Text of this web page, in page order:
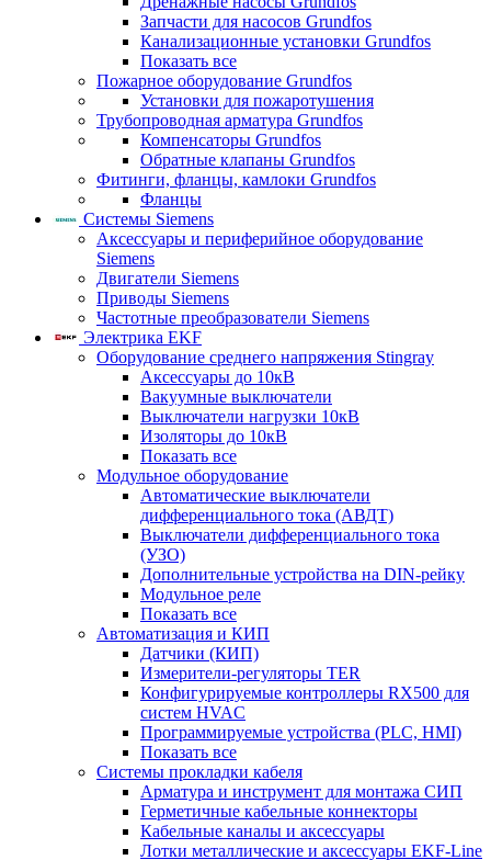
Запчасти для насосов Grundfos
Канализационные установки Grundfos
Показать все
Пожарное оборудование Grundfos
Установки для пожаротушения
Трубопроводная арматура Grundfos
Компенсаторы Grundfos
Обратные клапаны Grundfos
Фитинги, фланцы, камлоки Grundfos
Фланцы
Системы Siemens
Аксессуары и периферийное оборудование
Siemens
Двигатели Siemens
Приводы Siemens
Частотные преобразователи Siemens
Электрика EKF
Оборудование среднего напряжения Stingray
Аксессуары до 10кВ
Вакуумные выключатели
Выключатели нагрузки 10кВ
Изоляторы до 10кВ
Показать все
Модульное оборудование
Автоматические выключатели
дифференциального тока (АВДТ)
Выключатели дифференциального тока
(УЗО)
Дополнительные устройства на DIN-рейку
Модульное реле
Показать все
Автоматизация и КИП
Датчики (КИП)
Измерители-регуляторы TER
Конфигурируемые контроллеры RX500 для
систем HVAC
Программируемые устройства (PLC, HMI)
Показать все
Системы прокладки кабеля
Арматура и инструмент для монтажа СИП
Герметичные кабельные коннекторы
Кабельные каналы и аксессуары
Лотки металлические и аксессуары EKF-Line